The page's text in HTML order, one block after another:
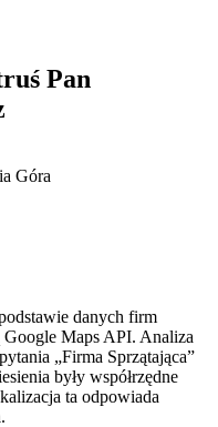
Pan
Góra
danych firm
Google Maps API. Analiza
„Firma Sprzątająca”
były współrzędne
ta odpowiada
.